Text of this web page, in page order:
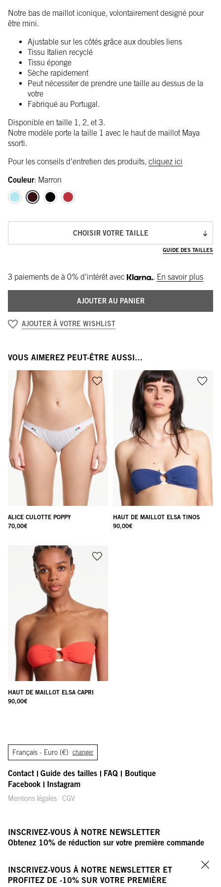
Notre bas de maillot iconique, volontairement designé pour
être mini.
Ajustable sur les côtés grâce aux doubles liens
Tissu Italien recyclé
Tissu éponge
Sèche rapidement
Peut nécessiter de prendre une taille au dessus de la
votre
Fabriqué au Portugal.
Disponible en taille 1, 2, et 3.
Notre modèle porte la taille 1 avec le haut de maillot Maya
ssorti.
Pour les conseils d’entretien des produits, cliquez ici
Couleur: Marron
CHOISIR VOTRE TAILLE
GUIDE DES TAILLES
3 paiements de à 0% d’intérêt avec . En savoir plus
AJOUTER AU PANIER
AJOUTER À VOTRE WISHLIST
VOUS AIMEREZ PEUT-ÊTRE AUSSI…
ALICE CULOTTE POPPY
70,00€
HAUT DE MAILLOT ELSA TINOS
90,00€
HAUT DE MAILLOT ELSA CAPRI
90,00€
INSCRIVEZ-VOUS À NOTRE NEWSLETTER ET
PROFITEZ DE -10% SUR VOTRE PREMIÈRE
Français - Euro (€) changer
Contact Guide des tailles FAQ
Boutique
Facebook
Instagram
Mentions légales CGV
INSCRIVEZ-VOUS À NOTRE NEWSLETTER
Obtenez 10% de réduction sur votre première commande
OK